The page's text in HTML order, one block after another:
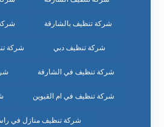
شركة تنظيف بالشارقة
شركة تنظيف دبي شركة
شركة تنظيف في الشارقة
شركة تنظيف في ام القيوين
شركة تنظيف منازل في